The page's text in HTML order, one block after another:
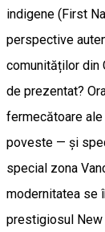
indigene (First
perspective
comunităților din
de prezentat?
fermecătoare ale
poveste — și
special zona
modernitatea se
prestigiosul New